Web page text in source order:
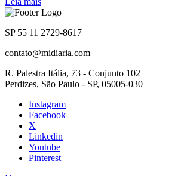
SP 55 11 2729-8617
contato@midiaria.com
R. Palestra Itália, 73 - Conjunto 102
Perdizes, São Paulo - SP, 05005-030
Instagram
Facebook
X
Linkedin
Youtube
Pinterest